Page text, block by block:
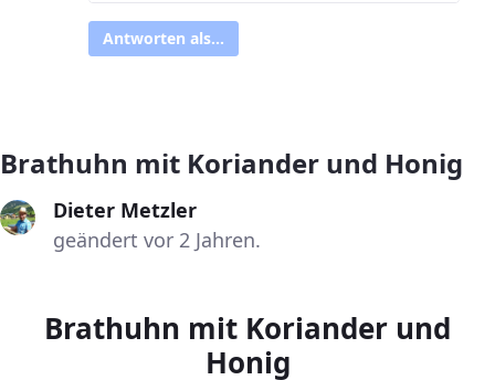
Antworten als...
Brathuhn mit Koriander und Honig
Dieter Metzler
geändert vor 2 Jahren.
Brathuhn mit Koriander und
Honig